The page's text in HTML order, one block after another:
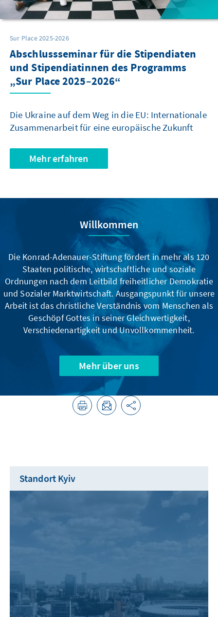
Sur Place 2025-2026
Abschlussseminar für die Stipendiaten
und Stipendiatinnen des Programms
„Sur Place 2025–2026“
Die Ukraine auf dem Weg in die EU: Internationale
Zusammenarbeit für eine europäische Zukunft
Mehr erfahren
Willkommen
Die Konrad-Adenauer-Stiftung fördert in mehr als 120
Staaten politische, wirtschaftliche und soziale
Ordnungen nach dem Leitbild freiheitlicher Demokratie
und Sozialer Marktwirtschaft. Ausgangspunkt für unsere
Arbeit ist das christliche Verständnis vom Menschen als
Geschöpf Gottes in seiner Gleichwertigkeit,
Verschiedenartigkeit und Unvollkommenheit.
Mehr über uns
Standort Kyiv